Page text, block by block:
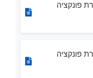
פונקציה
פונקציה